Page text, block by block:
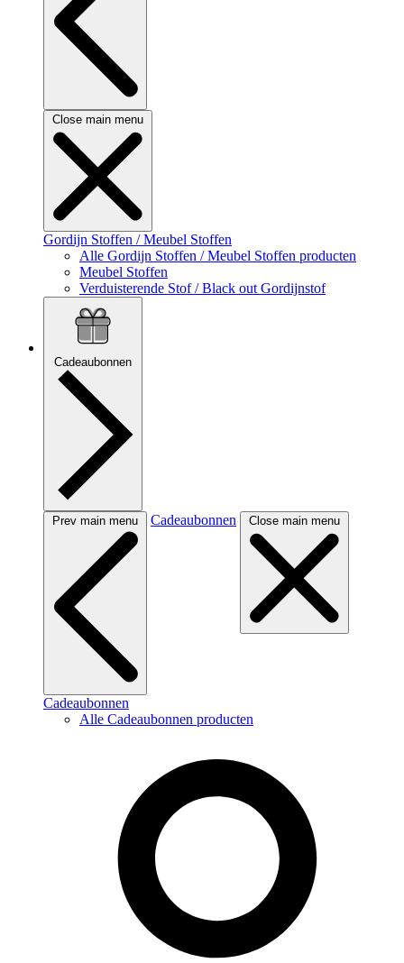
Close main menu
Gordijn Stoffen / Meubel Stoffen
Alle Gordijn Stoffen / Meubel Stoffen producten
Meubel Stoffen
Verduisterende Stof / Black out Gordijnstof
Cadeaubonnen
Prev main menu Cadeaubonnen Close main menu
Cadeaubonnen
Alle Cadeaubonnen producten